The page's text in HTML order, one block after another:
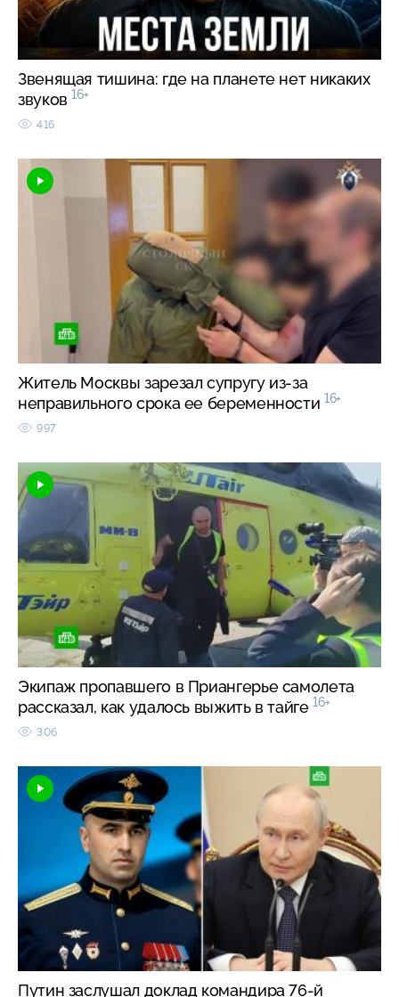
Звенящая тишина: где на планете нет никаких
звуков 16+
416
Житель Москвы зарезал супругу из-за
неправильного срока ее беременности 16+
997
Экипаж пропавшего в Приангерье самолета
рассказал, как удалось выжить в тайге 16+
306
Путин заслушал доклад командира 76-й